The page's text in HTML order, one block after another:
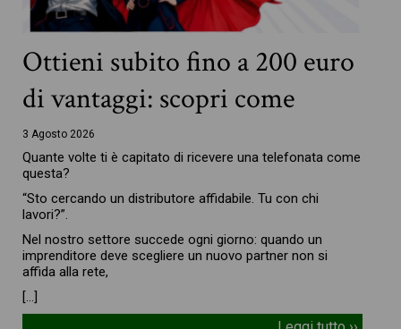
Ottieni subito fino a 200 euro
di vantaggi: scopri come
3 Agosto 2026
Quante volte ti è capitato di ricevere una telefonata come
questa?
“Sto cercando un distributore affidabile. Tu con chi
lavori?”.
Nel nostro settore succede ogni giorno: quando un
imprenditore deve scegliere un nuovo partner non si
affida alla rete,
[…]